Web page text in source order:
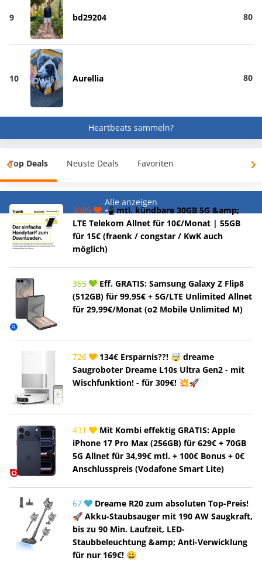
9 bd29204 80
10 Aurellia 80
Heartbeats sammeln?
Top Deals Neuste Deals Favoriten
Alle anzeigen
3089
📲 mtl. kündbare 30GB 5G &amp;
LTE Telekom Allnet für 10€/Monat | 55GB
für 15€ (fraenk / congstar / KwK auch
möglich)
355
Eff. GRATIS: Samsung Galaxy Z Flip8
(512GB) für 99,95€ + 5G/LTE Unlimited Allnet
für 29,99€/Monat (o2 Mobile Unlimited M)
726
134€ Ersparnis??! 🤯 dreame
Saugroboter Dreame L10s Ultra Gen2 - mit
Wischfunktion! - für 309€! 💥🚀
431
Mit Kombi effektig GRATIS: Apple
iPhone 17 Pro Max (256GB) für 629€ + 70GB
5G Allnet für 34,99€ mtl. + 100€ Bonus + 0€
Anschlusspreis (Vodafone Smart Lite)
67
Dreame R20 zum absoluten Top-Preis!
🚀 Akku-Staubsauger mit 190 AW Saugkraft,
bis zu 90 Min. Laufzeit, LED-
Staubbeleuchtung &amp; Anti-Verwicklung
für nur 169€! 😀